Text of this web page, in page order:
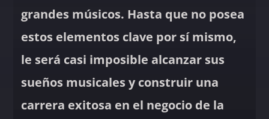
grandes músicos. Hasta que no posea
estos elementos clave por sí mismo,
le será casi imposible alcanzar sus
sueños musicales y construir una
carrera exitosa en el negocio de la